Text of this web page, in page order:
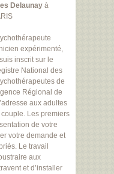
Delaunay à
expérimenté,
inscrit sur le
National des
de
Régional de
aux adultes
Les premiers
de votre
votre demande et
Le travail
aux
et d’installer